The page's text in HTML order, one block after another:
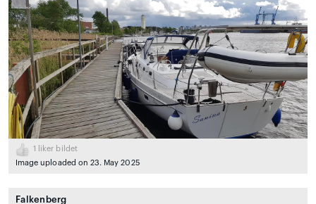
1
liker bildet
Image uploaded on 23. May 2025
Falkenberg